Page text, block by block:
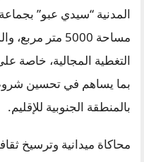
المدنية “سيدي عبو”
مساحة 5000 متر
بما يساهم في تحسين
بالمنطقة الجنوبية للإقليم.
محاكاة ميدانية وترسيخ